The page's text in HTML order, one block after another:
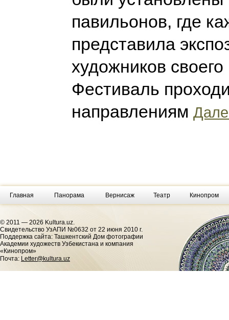
павильонов, где
представила
художников своего
Фестиваль
направлениям
Главная Панорама Вернисаж Театр Кинопром
© 2011 — 2026 Kultura.uz.
Cвидетельство УзАПИ №0632 от 22 июня 2010 г.
Поддержка сайта: Ташкентский Дом фотографии
Академии художеств Узбекистана и компания
«Кинопром»
Почта: Letter@kultura.uz